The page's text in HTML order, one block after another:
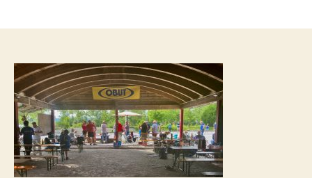
am
See
in
Oberbayern